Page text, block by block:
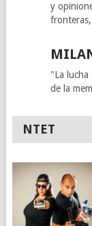
y
"La lucha
de la
NTET